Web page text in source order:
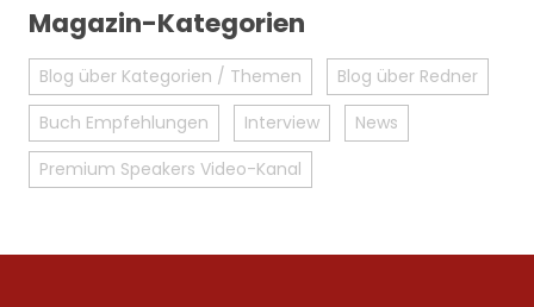
Magazin-Kategorien
Blog über Kategorien / Themen
Blog über Redner
Buch Empfehlungen
Interview
News
Premium Speakers Video-Kanal